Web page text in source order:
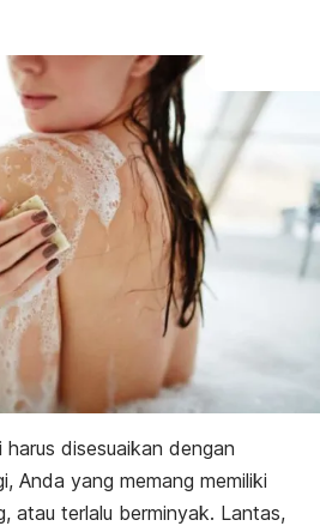
harus disesuaikan dengan
Anda yang memang memiliki
atau terlalu berminyak. Lantas,